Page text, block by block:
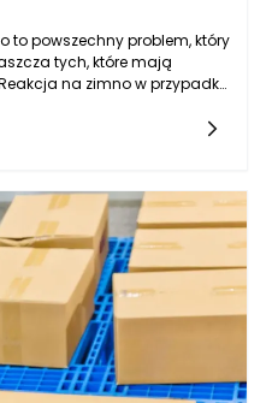
to powszechny problem, który
tych, które mają
na zimno w przypadku
zęba oraz ogólny stan